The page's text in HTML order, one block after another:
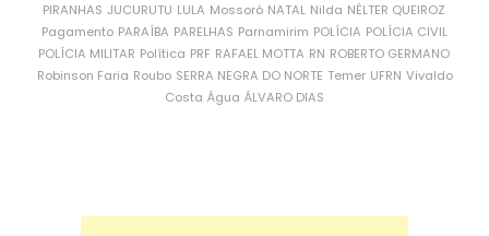
PIRANHAS JUCURUTU LULA Mossoró NATAL Nilda NÉLTER QUEIROZ
Pagamento PARAÍBA PARELHAS Parnamirim POLÍCIA POLÍCIA CIVIL
POLÍCIA MILITAR Política PRF RAFAEL MOTTA RN ROBERTO GERMANO
Robinson Faria Roubo SERRA NEGRA DO NORTE Temer UFRN Vivaldo
Costa Água ÁLVARO DIAS